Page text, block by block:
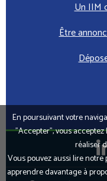
Un IIM
Être
En poursuivant votre
"Accepter", vous
réaliser
Vous pouvez aussi lire
apprendre davantage à